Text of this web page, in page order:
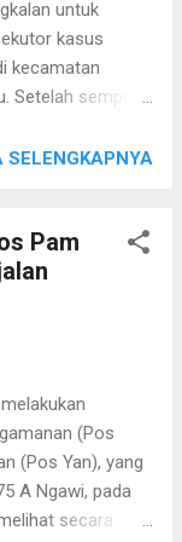
demikian,
kemarin. "Kita
sampai besok
mudik," jelas
Lanjut Latif,
untuk
kasus
kecamatan
Setelah sempat
Pandabah,
timah panas
melawan saat
pelaku yang telah
dengan
sepeda
KM berhasil
kemarin, dan
SELENGKAPNYA
Pam
(Pos
(Pos Yan), yang
A Ngawi, pada
secara